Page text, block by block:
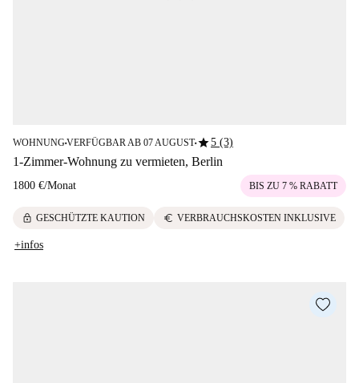
WOHNUNG■VERFÜGBAR AB 07 AUGUST■star5 (3)
1-Zimmer-Wohnung zu vermieten, Berlin
1800 €/Monat BIS ZU 7 % RABATT
lock GESCHÜTZTE KAUTION euro VERBRAUCHSKOSTEN INKLUSIVE
+infos